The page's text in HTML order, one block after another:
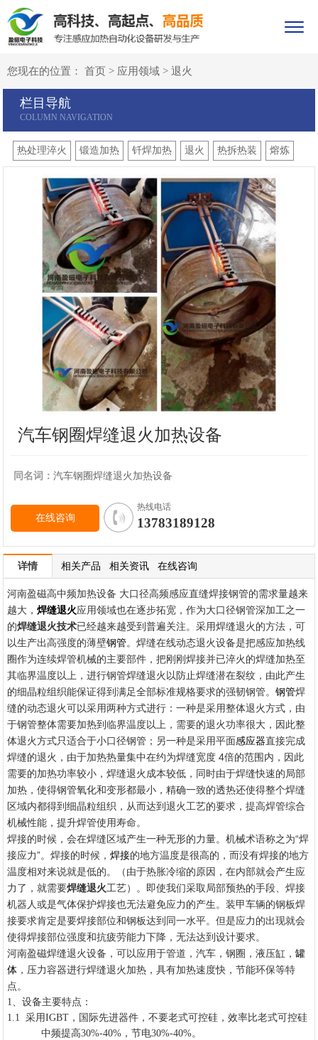
您现在的位置： 首页 > 应用领域 > 退火
栏目导航
热处理淬火 锻造加热 钎焊加热 退火 热拆热装 熔炼
汽车钢圈焊缝退火加热设备
同名词：汽车钢圈焊缝退火加热设备
在线咨询
热线电话
13783189128
详情 相关产品 相关资讯 在线咨询
河南盈磁高中频加热设备 大口径高频感应直缝焊接钢管的需求量越来
越大，焊缝退火应用领域也在逐步拓宽，作为大口径钢管深加工之一
的焊缝退火技术已经越来越受到普遍关注。采用焊缝退火的方法，可
以生产出高强度的薄壁钢管。焊缝在线动态退火设备是把感应加热线
圈作为连续焊管机械的主要部件，把刚刚焊接并已淬火的焊缝加热至
其临界温度以上，进行钢管焊缝退火以防止焊缝潜在裂纹，由此产生
的细晶粒组织能保证得到满足全部标准规格要求的强韧钢管。钢管焊
缝的动态退火可以采用两种方式进行：一种是采用整体退火方式，由
于钢管整体需要加热到临界温度以上，需要的退火功率很大，因此整
体退火方式只适合于小口径钢管；另一种是采用平面感应器直接完成
焊缝的退火，由于加热热量集中在约为焊缝宽度 4倍的范围内，因此
需要的加热功率较小，焊缝退火成本较低，同时由于焊缝快速的局部
加热，使得钢管氧化和变形都最小，精确一致的透热还使得整个焊缝
区域内都得到细晶粒组织，从而达到退火工艺的要求，提高焊管综合
机械性能，提升焊管使用寿命。
焊接的时候，会在焊缝区域产生一种无形的力量。机械术语称之为“焊
接应力”。焊接的时候，焊接的地方温度是很高的，而没有焊接的地方
温度相对来说就是低的。（由于热胀冷缩的原因，在内部就会产生应
力了，就需要焊缝退火工艺）。即使我们采取局部预热的手段、焊接
机器人或是气体保护焊接也无法避免应力的产生。装甲车辆的钢板焊
接要求肯定是要焊接部位和钢板达到同一水平。但是应力的出现就会
使得焊接部位强度和抗疲劳能力下降，无法达到设计要求。
河南盈磁焊缝退火设备，可以应用于管道，汽车，钢圈，液压缸，罐
体 ，压力容器进行焊缝退火加热，具有加热速度快，节能环保等特
点。
1、设备主要特点：
1.1 采用IGBT，国际先进器件，不要老式可控硅，效率比老式可控硅
中频提高30%-40%，节电30%-40%。